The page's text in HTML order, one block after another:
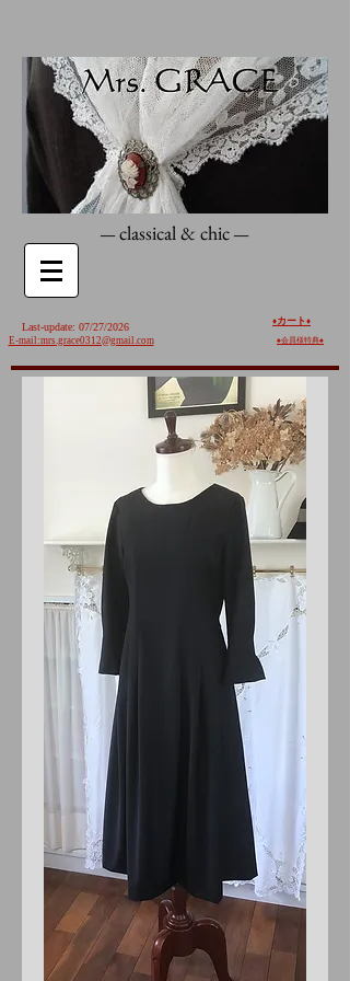
—classical & chic—
Last-update: 07/27/2026
E-mail:mrs.grace0312@gmail.com
♦️カート ♦️
♠︎会員様特典♠︎